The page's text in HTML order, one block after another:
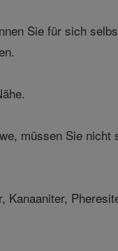
Sie für sich
müssen Sie nicht